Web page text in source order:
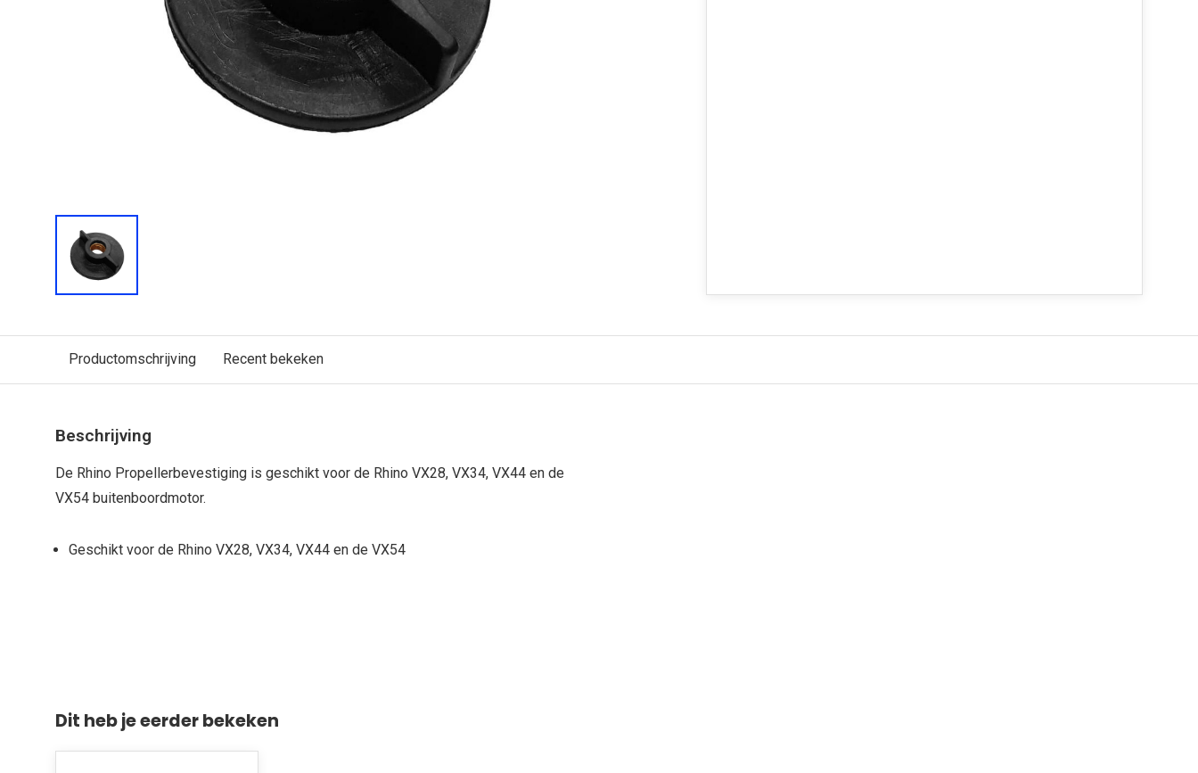
Productomschrijving Recent bekeken
Beschrijving
De Rhino Propellerbevestiging is geschikt voor de Rhino VX28, VX34, VX44 en de
VX54 buitenboordmotor.
Geschikt voor de Rhino VX28, VX34, VX44 en de VX54
Dit heb je eerder bekeken